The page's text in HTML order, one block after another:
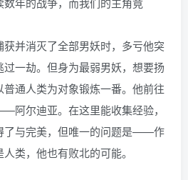
并消灭了全部男妖时，多亏他突
一劫。但身为最弱男妖，想要扬
通人类为对象锻炼一番。他前往
阿尔迪亚。在这里能收集经验，
了与完美，但唯一的问题是——作
类，他也有败北的可能。